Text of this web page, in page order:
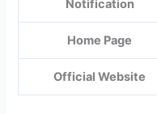
Notification
Home Page
Official Website